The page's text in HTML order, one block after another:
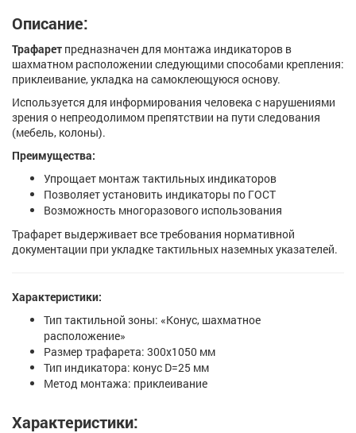
Описание:
Трафарет предназначен для монтажа индикаторов в
шахматном расположении следующими способами крепления:
приклеивание, укладка на самоклеющуюся основу.
Используется для информирования человека с нарушениями
зрения о непреодолимом препятствии на пути следования
(мебель, колоны).
Преимущества:
Упрощает монтаж тактильных индикаторов
Позволяет установить индикаторы по ГОСТ
Возможность многоразового использования
Трафарет выдерживает все требования нормативной
документации при укладке тактильных наземных указателей.
Характеристики:
Тип тактильной зоны: «Конус, шахматное
расположение»
Размер трафарета: 300х1050 мм
Тип индикатора: конус D=25 мм
Метод монтажа: приклеивание
Характеристики: